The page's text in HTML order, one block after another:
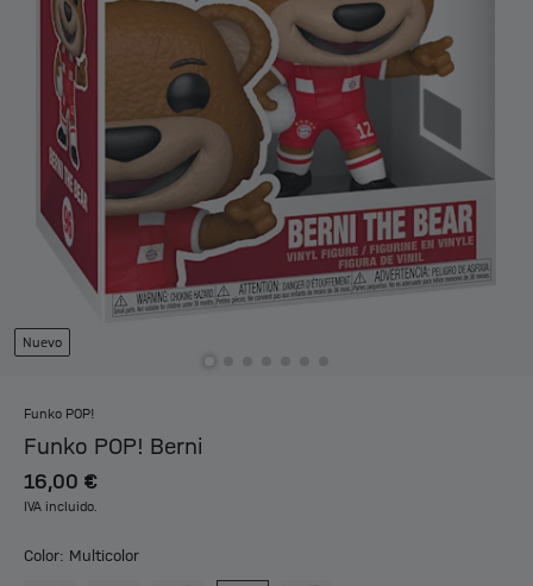
Nuevo
Funko POP!
Funko POP! Berni
16,00 €
IVA incluido.
Color: Multicolor